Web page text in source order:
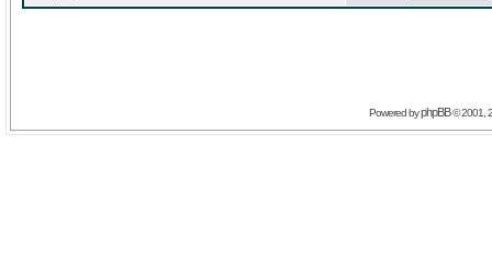
Powered byphpBB© 2001,